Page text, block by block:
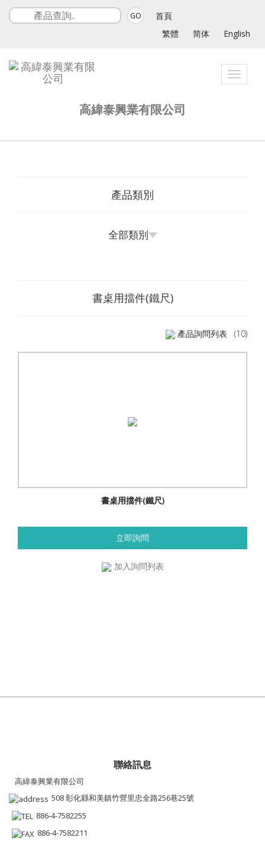
GO
首頁
繁體
简体 English
Toggle
高緯泰興業有限公司
產品類別
全部類別
書桌用擋件(鐵尺)
產品詢問列表 (10)
書桌用擋件(鐵尺)
立即詢問
加入詢問列表
聯絡訊息
高緯泰興業有限公司
508 彰化縣和美鎮竹營里忠全路256巷25號
886-4-7582255
886-4-7582211